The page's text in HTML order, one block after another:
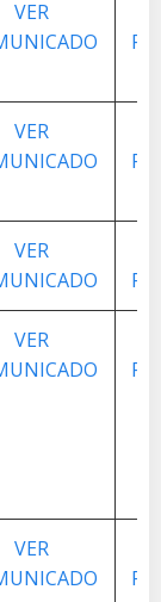
VER
VER
VER
VER
VER